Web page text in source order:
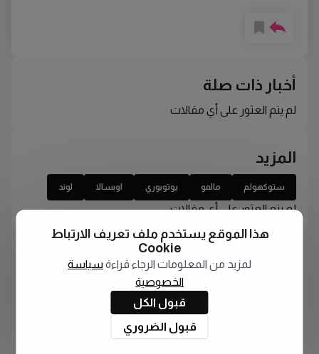
أخبار ذات صلة
لم يتم العثور على أي مقالات
المزيد
ستوكهولم مالمو يوتوبوري اوبسالا لوند
لم يتم العثور على أي مقالات
هذا الموقع يستخدم ملف تعريف الارتباط
Cookie
لمزيد من المعلومات الرجاء قراءة سياسة
الخصوصية
قبول الكل
قبول الضروري